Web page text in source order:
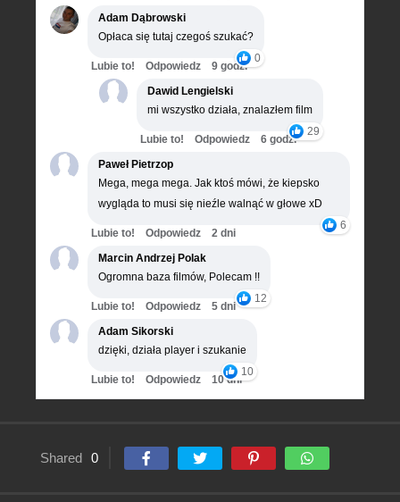
Adam Dąbrowski
Opłaca się tutaj czegoś szukać?
0
Lubie to! Odpowiedz
9 godz.
Dawid Lengielski
mi wszystko działa, znalazłem film
29
Lubie to! Odpowiedz
6 godz.
Paweł Pietrzop
Mega, mega mega. Jak ktoś mówi, że kiepsko
wygląda to musi się nieźle walnąć w głowe xD
6
Lubie to! Odpowiedz
2 dni
Marcin Andrzej Polak
Ogromna baza filmów, Polecam !!
12
Lubie to! Odpowiedz
5 dni
Adam Sikorski
dzięki, działa player i szukanie
10
Lubie to! Odpowiedz 10 dni
Shared 0